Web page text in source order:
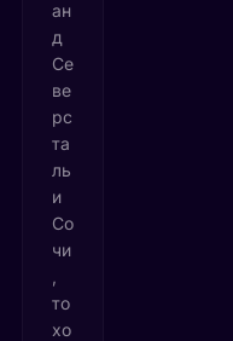
ан
д
Се
ве
рс
та
ль
и
Со
чи
то
хо